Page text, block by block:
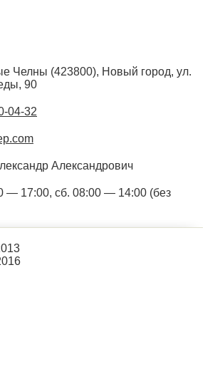
Челны (423800), Новый город, ул.
90
04-32
Александрович
— 17:00, сб. 08:00 — 14:00 (без